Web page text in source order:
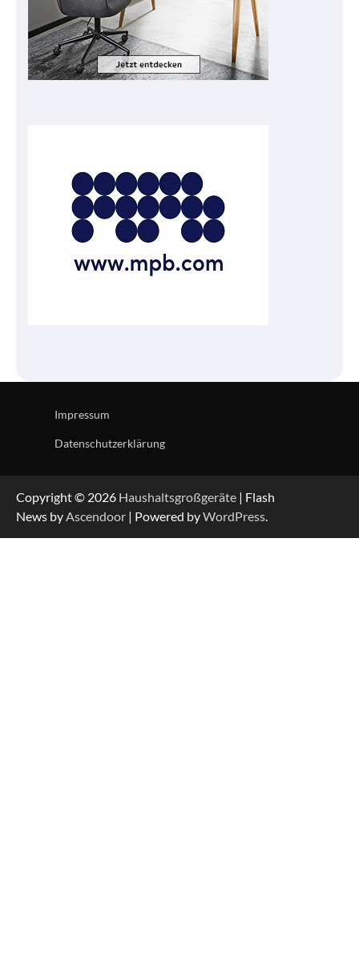
Impressum
Datenschutzerklärung
Copyright © 2026 Haushaltsgroßgeräte | Flash
News by Ascendoor | Powered byWordPress